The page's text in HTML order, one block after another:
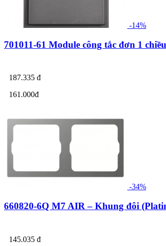
-14%
701011-61 Module công tắc đơn 1
187.335 đ
161.000đ
-34%
660820-6Q M7 AIR – Khung đôi
145.035 đ